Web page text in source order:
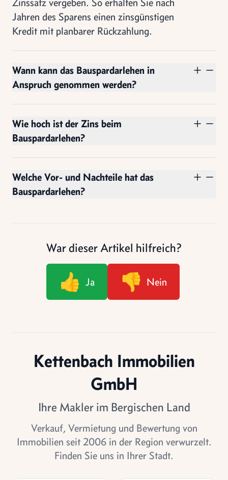
Jahren des Sparens einen zinsgünstigen
Kredit mit planbarer Rückzahlung.
Wann kann das Bauspardarlehen in
Anspruch genommen werden?
Wie hoch ist der Zins beim
Bauspardarlehen?
Welche Vor- und Nachteile hat das
Bauspardarlehen?
War dieser Artikel hilfreich?
👍 Ja 👎 Nein
Kettenbach Immobilien
GmbH
Ihre Makler im Bergischen Land
Verkauf, Vermietung und Bewertung von
Immobilien seit 2006 in der Region verwurzelt.
Finden Sie uns in Ihrer Stadt.